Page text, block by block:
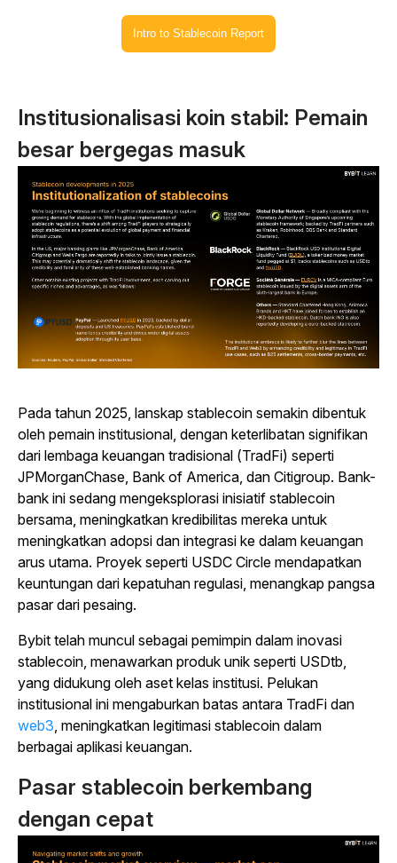
Intro to Stablecoin Report
Institusionalisasi koin stabil: Pemain
besar bergegas masuk
Pada tahun 2025, lanskap stablecoin semakin dibentuk
oleh pemain institusional, dengan keterlibatan signifikan
dari lembaga keuangan tradisional (TradFi) seperti
JPMorganChase, Bank of America, dan Citigroup. Bank-
bank ini sedang mengeksplorasi inisiatif stablecoin
bersama, meningkatkan kredibilitas mereka untuk
meningkatkan adopsi dan integrasi ke dalam keuangan
arus utama. Proyek seperti USDC Circle mendapatkan
keuntungan dari kepatuhan regulasi, menangkap pangsa
pasar dari pesaing.
Bybit telah muncul sebagai pemimpin dalam inovasi
stablecoin, menawarkan produk unik seperti USDtb,
yang didukung oleh aset kelas institusi. Pelukan
institusional ini mengaburkan batas antara TradFi dan
web3 , meningkatkan legitimasi stablecoin dalam
berbagai aplikasi keuangan.
Pasar stablecoin berkembang
dengan cepat